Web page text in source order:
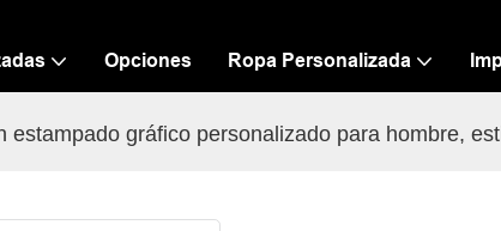
Opciones Ropa Personalizada
estampado gráfico personalizado para hombre,